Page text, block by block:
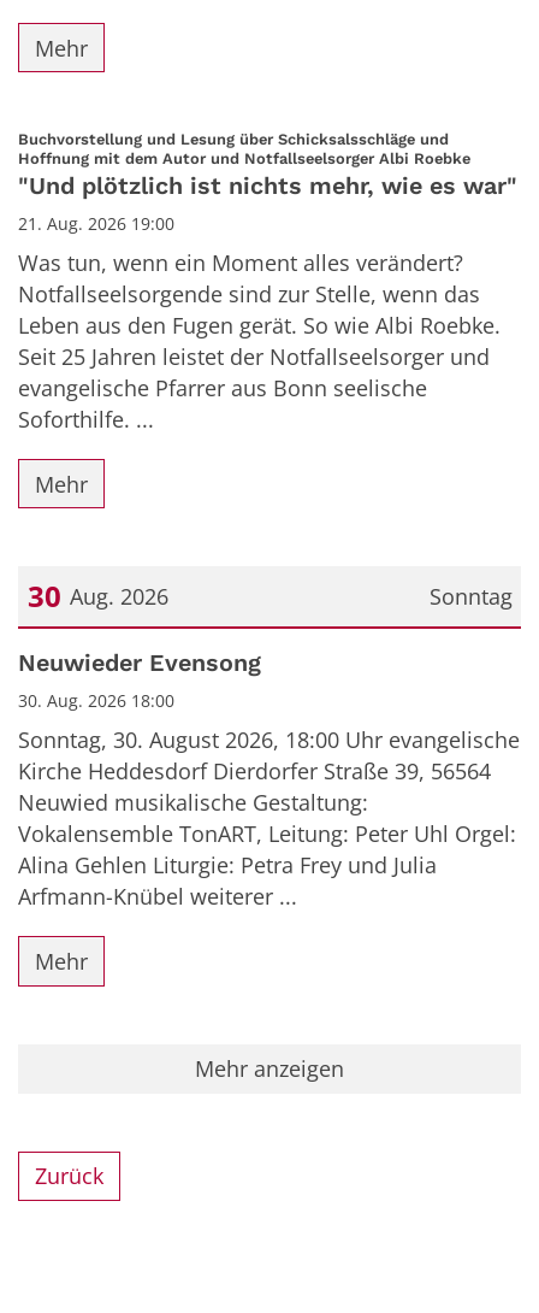
Mehr
Buchvorstellung und Lesung über Schicksalsschläge und
Hoffnung mit dem Autor und Notfallseelsorger Albi Roebke:
"Und plötzlich ist nichts mehr, wie es war"
21. Aug. 2026 19:00
Was tun, wenn ein Moment alles verändert?
Notfallseelsorgende sind zur Stelle, wenn das
Leben aus den Fugen gerät. So wie Albi Roebke.
Seit 25 Jahren leistet der Notfallseelsorger und
evangelische Pfarrer aus Bonn seelische
Soforthilfe. ...
Mehr
Sonntag
30 Aug. 2026
Datum: 30. August 2026
Neuwieder Evensong
30. Aug. 2026 18:00
Sonntag, 30. August 2026, 18:00 Uhr evangelische
Kirche Heddesdorf Dierdorfer Straße 39, 56564
Neuwied musikalische Gestaltung:
Vokalensemble TonART, Leitung: Peter Uhl Orgel:
Alina Gehlen Liturgie: Petra Frey und Julia
Arfmann-Knübel weiterer ...
Mehr
Mehr anzeigen
Zurück